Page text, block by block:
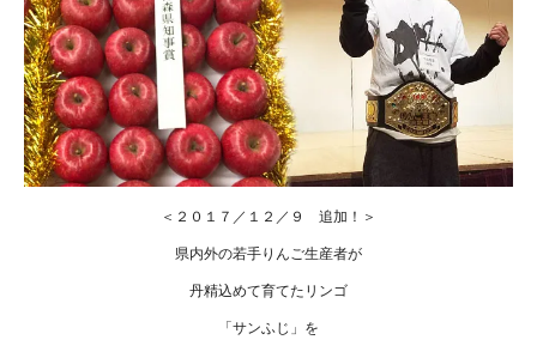
＜２０１７／１２／９ 追加！＞
県内外の若手りんご生産者が
丹精込めて育てたリンゴ
「サンふじ」を